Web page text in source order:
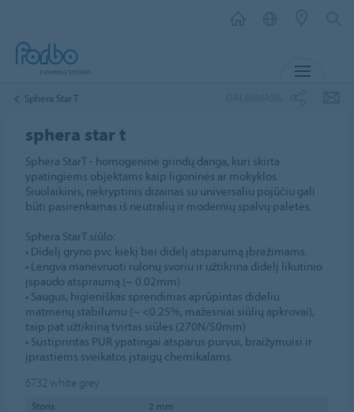
Sphera Star T
sphera star t
Sphera StarT - homogeninė grindų danga, kuri skirta
ypatingiems objektams kaip ligoninės ar mokyklos.
Šiuolaikinis, nekryptinis dizainas su universaliu pojūčiu gali
būti pasirenkamas iš neutralių ir modernių spalvų paletės.
Sphera StarT siūlo:
• Didelį gryno pvc kiekį bei didelį atsparumą įbrėžimams.
• Lengva manevruoti rulonų svoriu ir užtikrina didelį likutinio
įspaudo atspraumą (~ 0.02mm)
• Saugus, higieniškas sprendimas aprūpintas dideliu
matmenų stabilumu (~ <0.25%, mažesniai siūlių apkrovai),
taip pat užtikriną tvirtas siūles (270N/50mm)
• Sustiprintas PUR ypatingai atsparus purvui, braižymuisi ir
įprastiems sveikatos įstaigų chemikalams.
6732 white grey
Storis
2 mm